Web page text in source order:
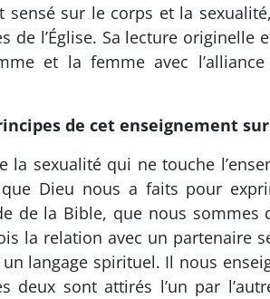
sur le corps et la
de l’Église. Sa lecture originelle
et la femme avec
de cet enseignement
la sexualité qui ne touche
Dieu nous a faits pour
de la Bible, que nous
la relation avec un partenaire
langage spirituel. Il nous
deux sont attirés l’un par